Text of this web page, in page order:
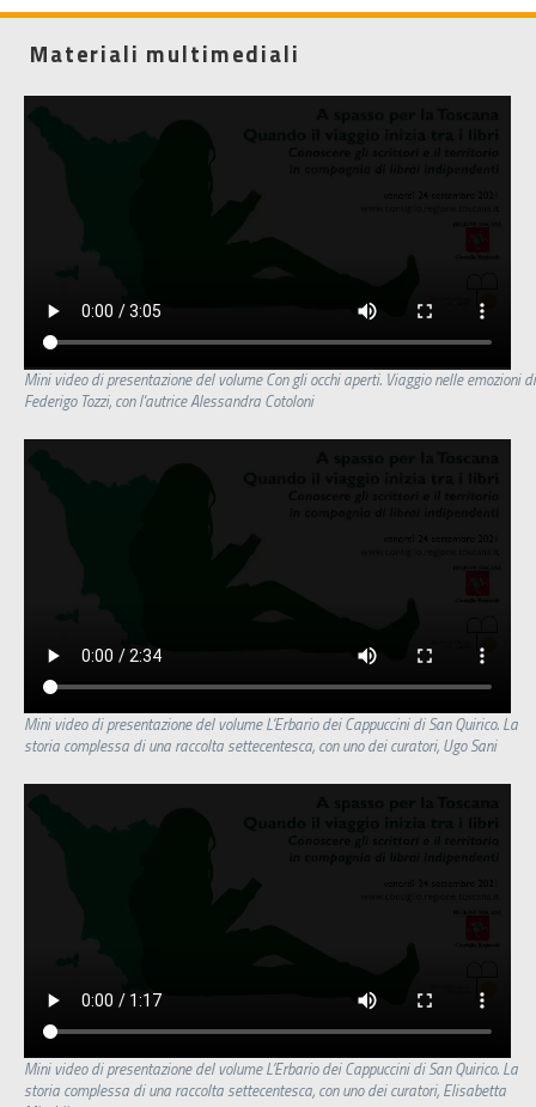
Materiali multimediali
Mini video di presentazione del volume Con gli occhi aperti. Viaggio nelle emozioni di
Federigo Tozzi, con l'autrice Alessandra Cotoloni
Mini video di presentazione del volume L’Erbario dei Cappuccini di San Quirico. La
storia complessa di una raccolta settecentesca, con uno dei curatori, Ugo Sani
Mini video di presentazione del volume L’Erbario dei Cappuccini di San Quirico. La
storia complessa di una raccolta settecentesca, con uno dei curatori, Elisabetta